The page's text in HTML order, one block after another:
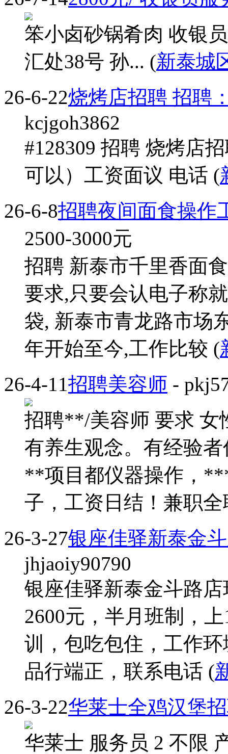
笨小卤砂锅肴肉 收银
汇处38号 孙... (新泰城
26-6-22烧烤店招聘 招聘
kcjgoh3862
#128309 招聘 烧烤店
可以）工资面议 电话 (
26-6-8招聘夜间面食操作
2500-3000元
招聘 新泰市千里香面
要求,只要会认电子称
袋, 新泰市青龙路市场
年开始至今,工作比较 (
26-4-11招聘美容师 -
招聘**/美容师 要求 女
有养生观念。有经验
**项目都仪器操作，
子，工资日结！兼职全
26-3-27银座佳驿新泰金
jhjaoiy90790
银座佳驿新泰金斗路
2600元，半月班制，
训，包吃包住，工作
品行端正，联系电话 (
26-3-22华莱士全鸡汉堡
华莱士 服务员 2 不限